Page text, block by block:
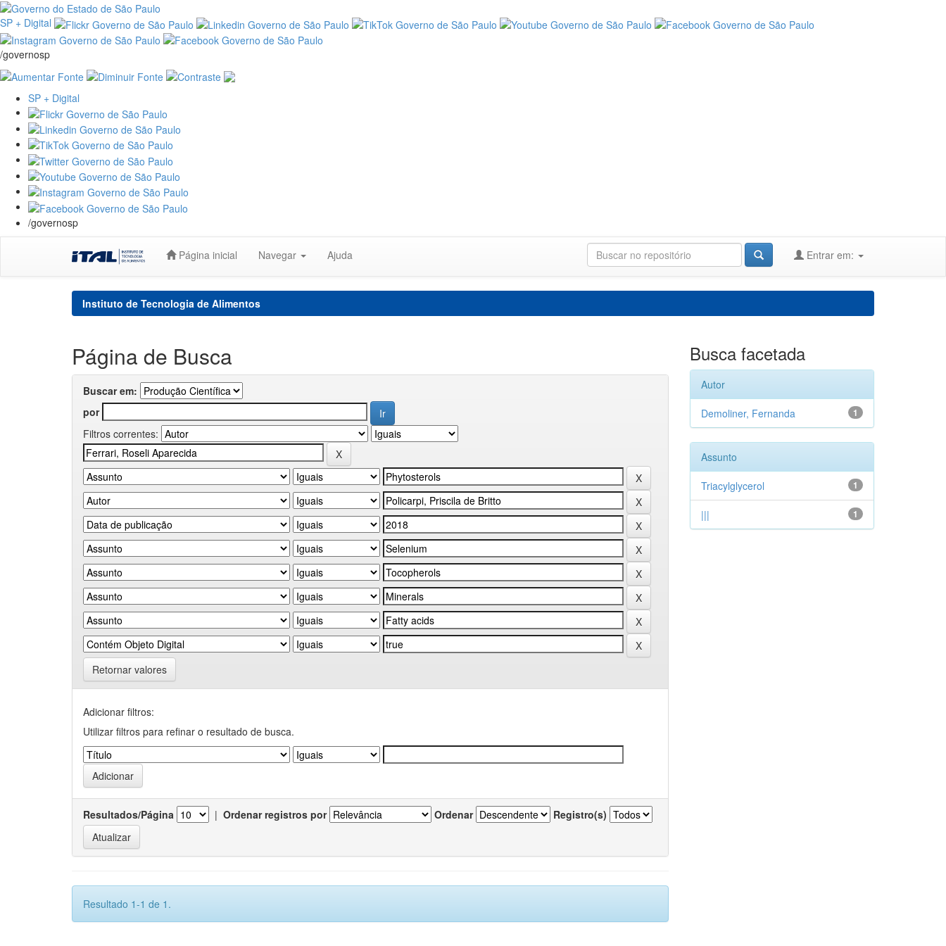
SP + Digital
/governosp
SP + Digital
/governosp
Página inicial Navegar Ajuda Entrar em:
Instituto de Tecnologia de Alimentos
Página de Busca
Buscar em:
por
Filtros correntes:
Retornar valores
Adicionar filtros:
Utilizar filtros para refinar o resultado de busca.
Resultados/Página | Ordenar registros por Ordenar Registro(s)
Resultado 1-1 de 1.
Busca facetada
Autor
1
Demoliner, Fernanda
Assunto
1
Triacylglycerol
1
|||